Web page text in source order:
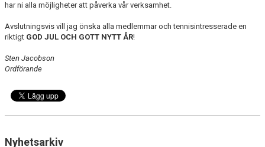
har ni alla möjligheter att påverka vår verksamhet.
Avslutningsvis vill jag önska alla medlemmar och tennisintresserade en
riktigt GOD JUL OCH GOTT NYTT ÅR!
Sten Jacobson
Ordförande
Nyhetsarkiv